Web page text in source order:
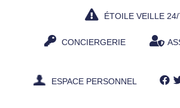
ÉTOILE VEILLE 24/
CONCIERGERIE
ESPACE PERSONNEL